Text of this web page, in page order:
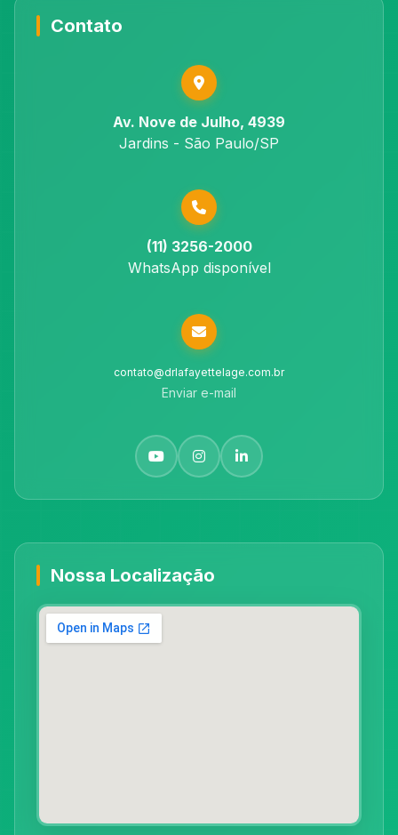
Contato
Av. Nove de Julho, 4939
Jardins - São Paulo/SP
(11) 3256-2000
WhatsApp disponível
contato@drlafayettelage.com.br
Enviar e-mail
Nossa Localização